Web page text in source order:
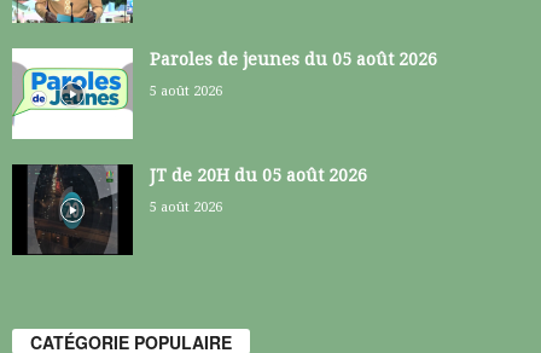
Paroles de jeunes du 05 août 2026
5 août 2026
JT de 20H du 05 août 2026
5 août 2026
CATÉGORIE POPULAIRE